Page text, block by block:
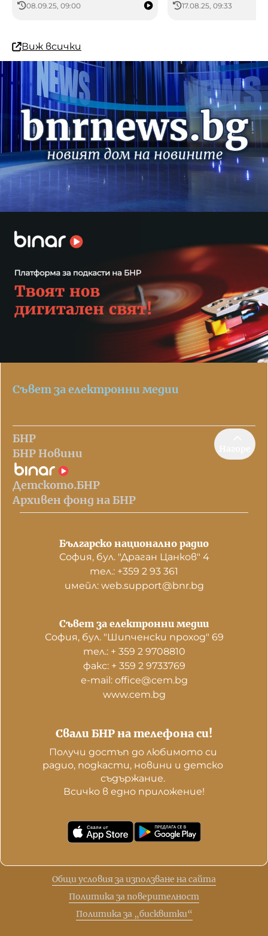
08.09.25, 09:00 17.08.25, 09:33
Виж всички
Съвет за електронни медии
БНР
БНР Новини
Детското.БНР
Архивен фонд на БНР
Българско национално радио
София, бул. "Драган Цанков" 4
тел.: +359 2 93 361
имейл: web.support@bnr.bg
Свали БНР на телефона си!
Получи достъп до любимото си
радио, подкасти, новини и детско
съдържание.
Всичко в едно приложение!
Съвет за електронни медии
София, бул. "Шипченски проход" 69
тел.: + 359 2 9708810
факс: + 359 2 9733769
е-mail: office@cem.bg
www.cem.bg
Общи условия за използване на сайта
Политика за поверителност
Политика за „бисквитки“